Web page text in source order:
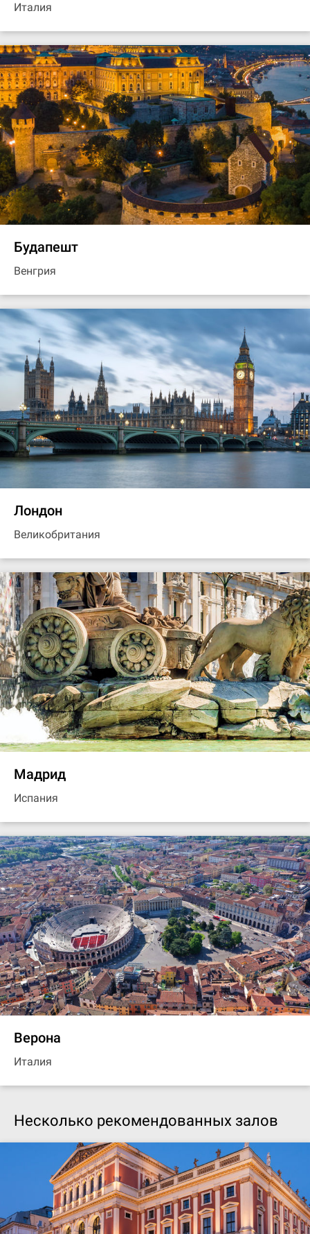
Италия
Будапешт
Венгрия
Лондон
Великобритания
Мадрид
Испания
Верона
Италия
Несколько рекомендованных залов